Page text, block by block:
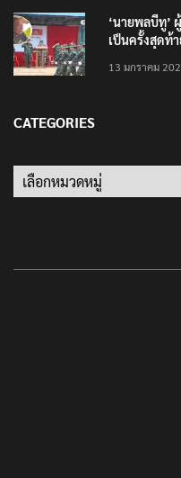
‘นายพลบีทู’
เป็นครั้งสุดท้
13 มกราคม
CATEGORIES
Categories